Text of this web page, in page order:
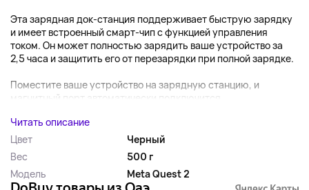
Эта зарядная док-станция поддерживает быструю зарядку
и имеет встроенный смарт-чип с функцией управления
током. Он может полностью зарядить ваше устройство за
2,5 часа и защитить его от перезарядки при полной зарядке.
Поместите ваше устройство на зарядную станцию, и
магнитный порт автоматически подключится...
Читать описание
Цвет
Черный
Вес
500 г
Модель
Meta Quest 2